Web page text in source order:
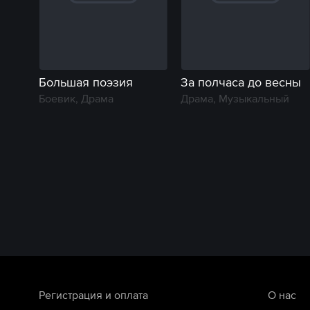
Большая поэзия
Боевик, Драма
За полчаса до весны
Драма, Музыкальный
Регистрация и оплата О нас